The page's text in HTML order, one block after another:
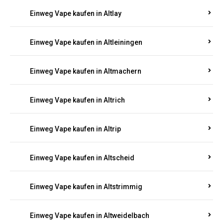
Einweg Vape kaufen in Altlay
Einweg Vape kaufen in Altleiningen
Einweg Vape kaufen in Altmachern
Einweg Vape kaufen in Altrich
Einweg Vape kaufen in Altrip
Einweg Vape kaufen in Altscheid
Einweg Vape kaufen in Altstrimmig
Einweg Vape kaufen in Altweidelbach